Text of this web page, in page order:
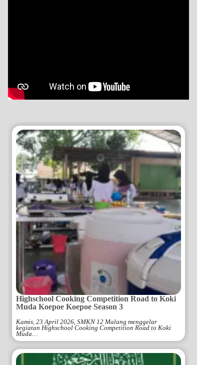
Highschool Cooking Competition Road to Koki
Muda Koepoe Koepoe Season 3
Kamis, 23 April 2026, SMKN 12 Malang menggelar
kegiatan Highschool Cooking Competition Road to Koki
Muda…